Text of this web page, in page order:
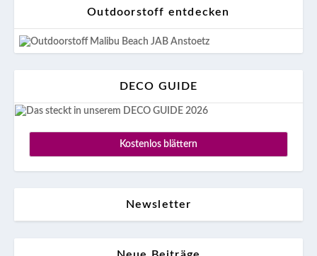
Outdoorstoff entdecken
DECO GUIDE
Kostenlos blättern
Newsletter